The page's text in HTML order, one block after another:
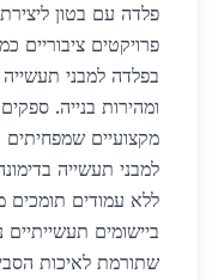
פלדה עם בטון
פרויקטים ציבוריים
בפלדה למבני
ומהירות בנייה.
מקצועיים שמפחיתים
למבני תעשייה
ללא עמודים תומכים
ביישומים
שתורמת לאיכות